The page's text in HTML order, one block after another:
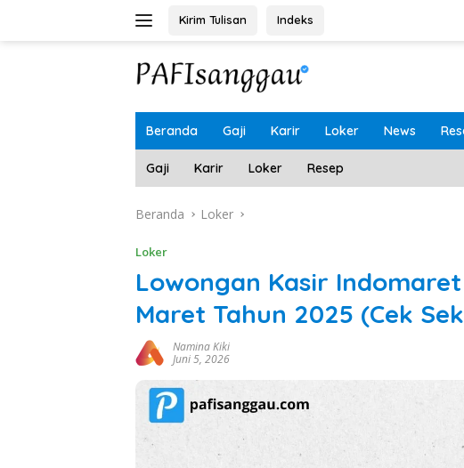
Kirim Tulisan Indeks
Beranda Gaji Karir Loker News
Gaji Karir Loker Resep
Beranda Loker
Loker
Lowongan Kasir
Maret Tahun 2025 (Cek
Namina Kiki
Juni 5, 2026